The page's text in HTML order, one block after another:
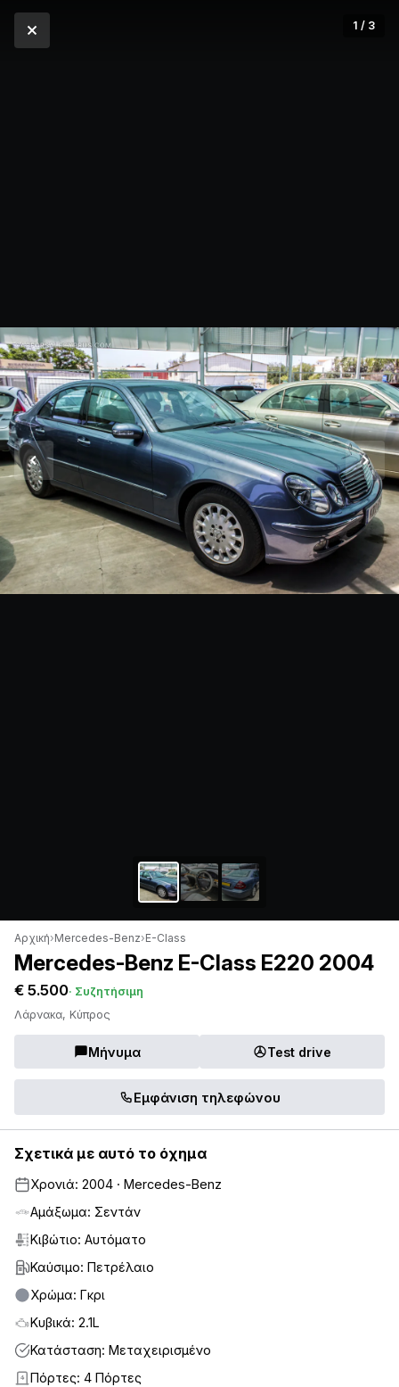
1 / 3
Αρχική›Mercedes-Benz›E-Class
Mercedes-Benz E-Class E220 2004
€ 5.500· Συζητήσιμη
Λάρνακα, Κύπρος
Μήνυμα Test drive
Εμφάνιση τηλεφώνου
Σχετικά με αυτό το όχημα
Χρονιά: 2004 · Mercedes-Benz
Αμάξωμα: Σεντάν
Κιβώτιο: Αυτόματο
Καύσιμο: Πετρέλαιο
Χρώμα: Γκρι
Κυβικά: 2.1L
Κατάσταση: Μεταχειρισμένο
4 Πόρτες: 4 Πόρτες